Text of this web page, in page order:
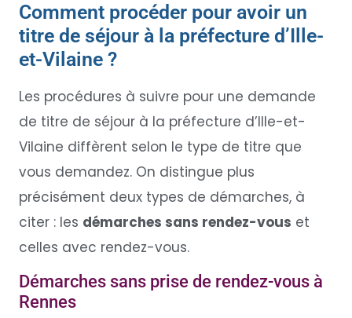
Comment procéder pour avoir un
titre de séjour à la préfecture d’Ille-
et-Vilaine ?
Les procédures à suivre pour une demande
de titre de séjour à la préfecture d’Ille-et-
Vilaine diffèrent selon le type de titre que
vous demandez. On distingue plus
précisément deux types de démarches, à
citer : les démarches sans rendez-vous et
celles avec rendez-vous.
Démarches sans prise de rendez-vous à
Rennes